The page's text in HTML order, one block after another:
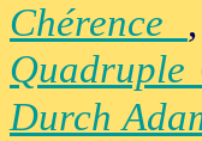
Chérence ,
Durch